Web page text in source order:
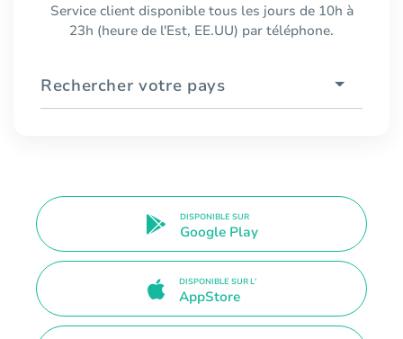
Service client disponible tous les jours de 10h à
23h (heure de l'Est, EE.UU) par téléphone.
Rechercher votre pays
DISPONIBLE SUR
Google Play
DISPONIBLE SUR L'
AppStore